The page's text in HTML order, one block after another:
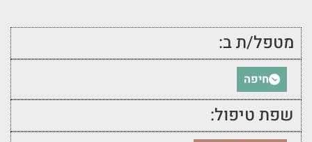
מטפל/ת ב:
חיפה
שפת טיפול: